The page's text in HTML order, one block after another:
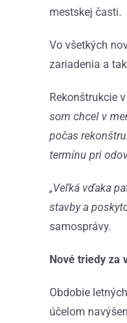
mestskej časti.
Vo všetkých
zariadenia a
Rekonštrukcie
som chcel v
počas
termínu pri
„Veľká vďaka
stavby a
samosprávy.
Nové triedy za
Obdobie
účelom